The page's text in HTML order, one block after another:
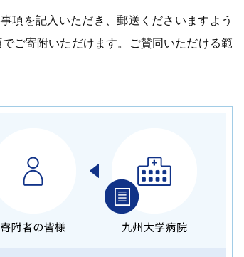
項を記入いただき、郵送くださいますよう
ご寄附いただけます。ご賛同いただける範